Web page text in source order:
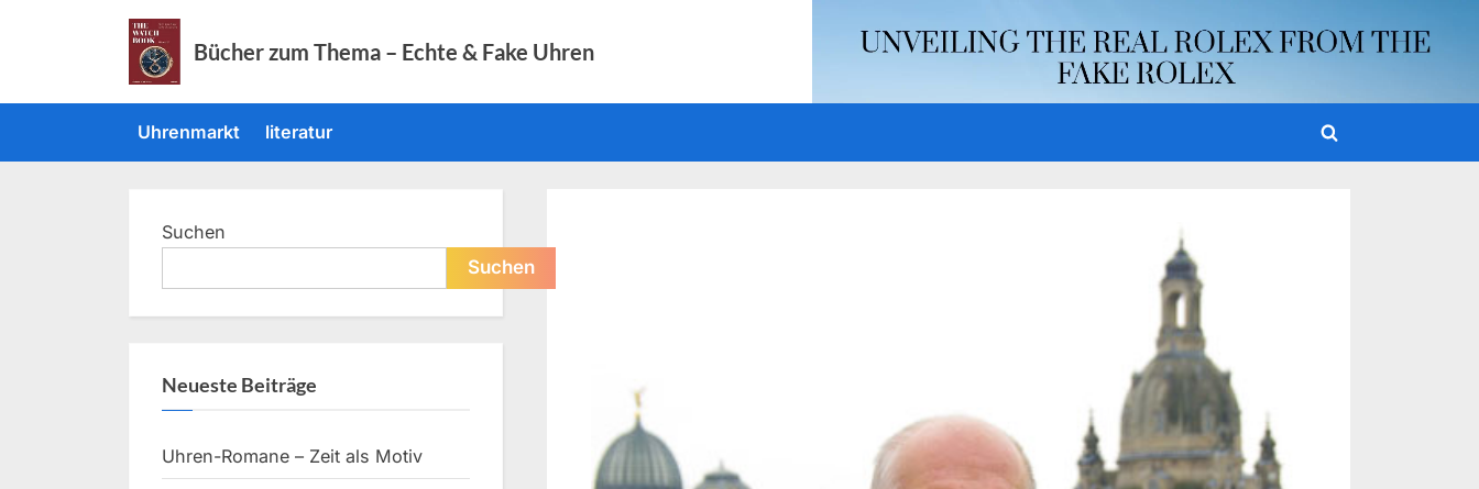
Bücher zum Thema – Echte & Fake Uhren
Uhrenmarkt literatur
Toggle
Suchen
Suchen
Neueste Beiträge
Uhren-Romane – Zeit als Motiv